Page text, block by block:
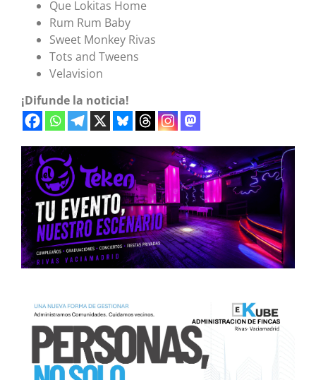
Que Lokitas Home
Rum Rum Baby
Sweet Monkey Rivas
Tots and Tweens
Velavision
¡Difunde la noticia!